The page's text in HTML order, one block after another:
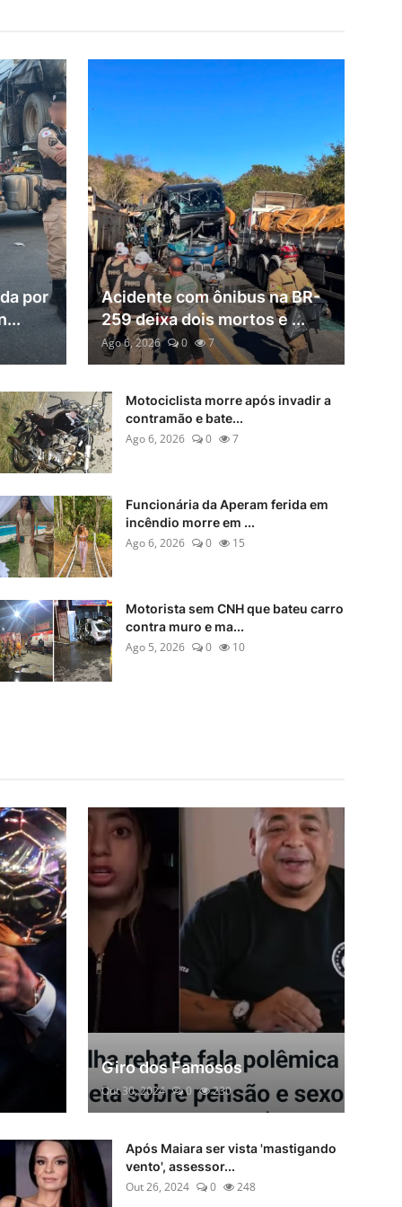
por
Acidente com ônibus na BR-
259 deixa dois mortos e ...
Ago 6, 2026 0 7
Motociclista morre após invadir a
contramão e bate...
Ago 6, 2026
0 7
Funcionária da Aperam ferida em
incêndio morre em ...
Ago 6, 2026
0 15
Motorista sem CNH que bateu carro
contra muro e ma...
Ago 5, 2026
0 10
Giro dos Famosos
Out 30, 2024 0 230
Após Maiara ser vista 'mastigando
vento', assessor...
Out 26, 2024
0 248